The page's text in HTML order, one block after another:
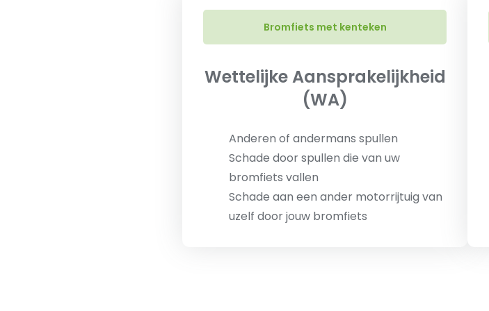
Bromfiets met kenteken
Wettelijke Aansprakelijkheid
(WA)
Anderen of andermans spullen
Schade door spullen die van uw
bromfiets vallen
Schade aan een ander motorrijtuig van
uzelf door jouw bromfiets